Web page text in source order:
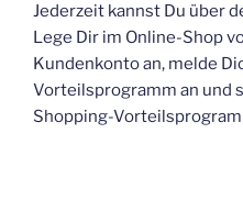
Jederzeit kannst Du über
Lege Dir im Online-Shop
Kundenkonto an, melde
Vorteilsprogramm an und
Shopping-